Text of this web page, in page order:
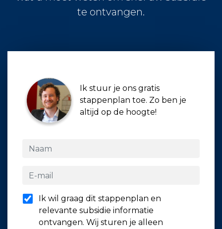
te ontvangen.
Ik stuur je ons gratis
stappenplan toe. Zo ben je
altijd op de hoogte!
Ik wil graag dit stappenplan en
relevante subsidie informatie
ontvangen. Wij sturen je alleen